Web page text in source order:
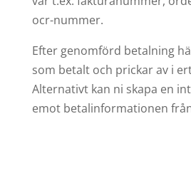
ocr-nummer.
Efter genomförd betalning
som betalt och prickar av i
Alternativt kan ni skapa en
emot betalinformationen